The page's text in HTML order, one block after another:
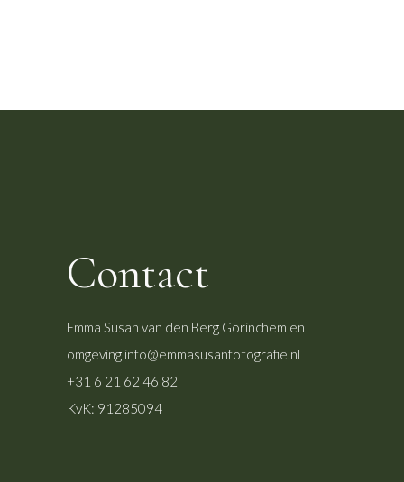
Contact
Emma Susan van den Berg Gorinchem en
omgeving info@emmasusanfotografie.nl
+31 6 21 62 46 82
KvK: 91285094